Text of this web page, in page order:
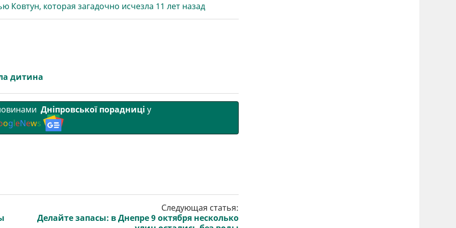
Ковтун, которая загадочно исчезла 11 лет назад
дитина
Дніпровської порадниці у
ogleNews
Следующая статья:
Делайте запасы: в Днепре 9 октября несколько